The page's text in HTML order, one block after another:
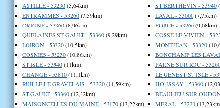
ASTILLE - 53230(5,64km)
ENTRAMMES - 53260(7,59km)
ORIGNE - 53360(8,96km)
QUELAINES ST GAULT - 53360(9,29km)
LOIRON - 53320(10,5km)
COSMES - 53230(10,86km)
ST ISLE - 53940(11km)
CHANGE - 53810(11,1km)
RUILLE LE GRAVELAIS - 53320(11,59km)
ST GAULT - 53360(12,32km)
MAISONCELLES DU MAINE - 53170(13,22km)
ST BERTHEVIN - 53940
LAVAL - 53000(7,75km)
FORCE - 53260(9,08km)
COSSE LE VIVIEN -
MONTJEAN - 53320
BONCHAMP LES
PARNE SUR ROC - 53260
LE GENEST ST ISLE -
HOUSSAY - 53360
BEAULIEU SUR
MERAL - 53230